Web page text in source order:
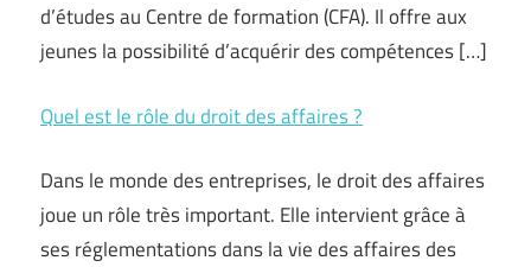
d’études au Centre de formation (CFA). Il offre aux
jeunes la possibilité d’acquérir des compétences […]
Quel est le rôle du droit des affaires ?
Dans le monde des entreprises, le droit des affaires
joue un rôle très important. Elle intervient grâce à
ses réglementations dans la vie des affaires des